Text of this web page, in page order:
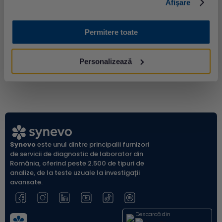
Afişare
Permitere toate
Personalizează
Synevoeste unul dintre principalii furnizori
de servicii de diagnostic de laborator din
România, oferind peste 2.500 de tipuri de
analize, de la teste uzuale la investigații
avansate.
Descarcă din